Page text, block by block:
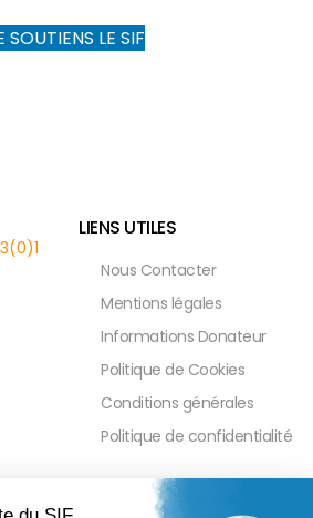
SOUTIENS LE SIF
LIENS UTILES
Nous Contacter
Mentions légales
Informations Donateur
Politique de Cookies
Conditions générales
Politique de confidentialité
PRESSE ET PARTENAIRE